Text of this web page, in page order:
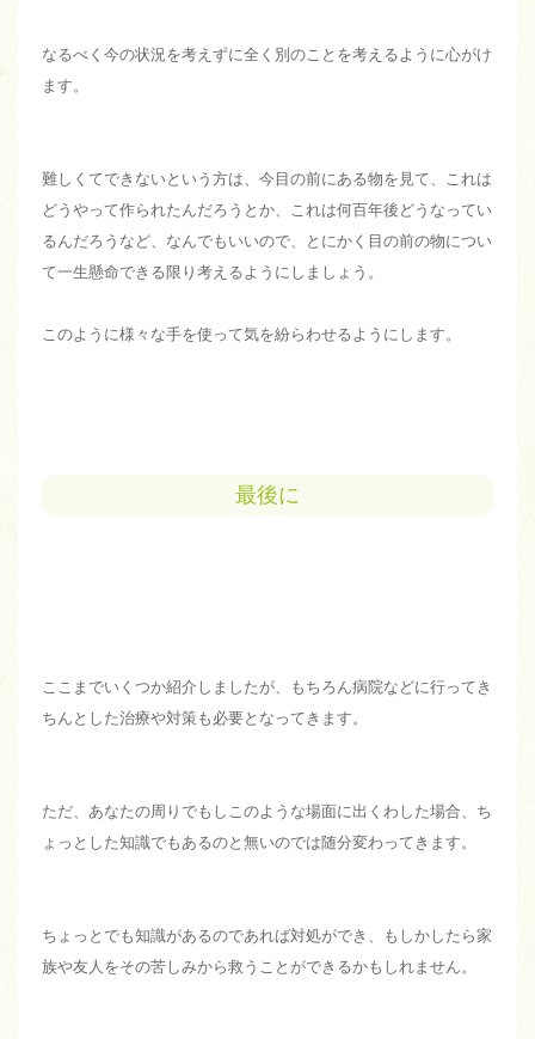
なるべく今の状況を考えずに全く別のことを考えるように心がけ
ます。
難しくてできないという方は、今目の前にある物を見て、これは
どうやって作られたんだろうとか、これは何百年後どうなってい
るんだろうなど、なんでもいいので、とにかく目の前の物につい
て一生懸命できる限り考えるようにしましょう。
このように様々な手を使って気を紛らわせるようにします。
最後に
ここまでいくつか紹介しましたが、もちろん病院などに行ってき
ちんとした治療や対策も必要となってきます。
ただ、あなたの周りでもしこのような場面に出くわした場合、ち
ょっとした知識でもあるのと無いのでは随分変わってきます。
ちょっとでも知識があるのであれば対処ができ、もしかしたら家
族や友人をその苦しみから救うことができるかもしれません。